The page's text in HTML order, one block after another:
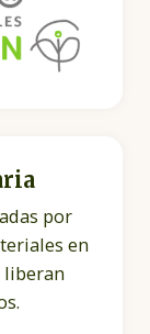
por
en
liberan